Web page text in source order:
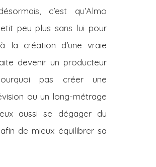
c’est qu’Almo
peu plus sans lui pour
la création d’une vraie
devenir un producteur
pas créer une
ou un long-métrage
aussi se dégager du
de mieux équilibrer sa